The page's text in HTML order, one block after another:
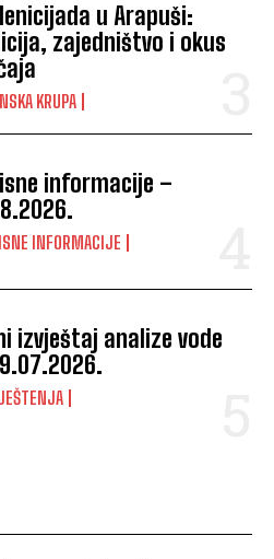
u Arapuši:
zajedništvo i okus
KRUPA
informacije –
INFORMACIJE
izvještaj analize vode